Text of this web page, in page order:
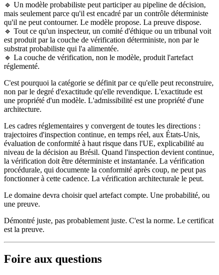
🔹 Un modèle probabiliste peut participer au pipeline de décision,
mais seulement parce qu'il est encadré par un contrôle déterministe
qu'il ne peut contourner. Le modèle propose. La preuve dispose.
🔹 Tout ce qu'un inspecteur, un comité d'éthique ou un tribunal voit
est produit par la couche de vérification déterministe, non par le
substrat probabiliste qui l'a alimentée.
🔹 La couche de vérification, non le modèle, produit l'artefact
réglementé.
C'est pourquoi la catégorie se définit par ce qu'elle peut reconstruire,
non par le degré d'exactitude qu'elle revendique. L'exactitude est
une propriété d'un modèle. L'admissibilité est une propriété d'une
architecture.
Les cadres réglementaires y convergent de toutes les directions :
trajectoires d'inspection continue, en temps réel, aux États-Unis,
évaluation de conformité à haut risque dans l'UE, explicabilité au
niveau de la décision au Brésil. Quand l'inspection devient continue,
la vérification doit être déterministe et instantanée. La vérification
procédurale, qui documente la conformité après coup, ne peut pas
fonctionner à cette cadence. La vérification architecturale le peut.
Le domaine devra choisir quel artefact compte. Une probabilité, ou
une preuve.
Démontré juste, pas probablement juste. C'est la norme. Le certificat
est la preuve.
Foire aux questions